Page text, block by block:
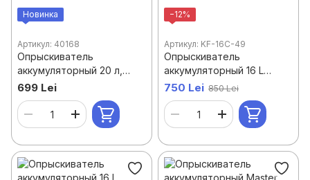
Новинка
Артикул: 40168
Опрыскиватель
аккумуляторный 20 л,
12V/8Ah Hammer
699 Lei
−12%
Артикул: KF-16C-49
Опрыскиватель
аккумуляторный 16 L
Master Kraft KF-16C-49
750 Lei 850 Lei